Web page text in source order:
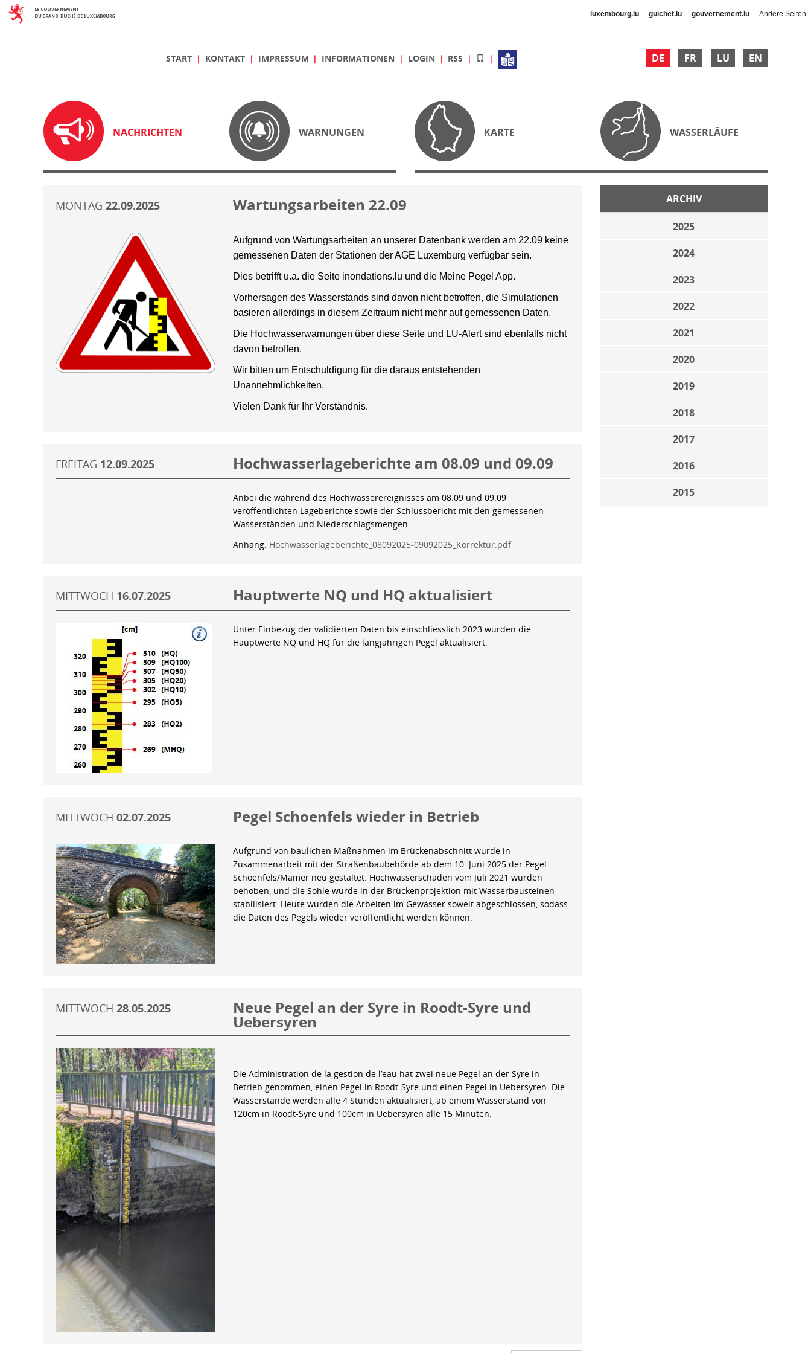
luxembourg.lu guichet.lu gouvernement.lu Andere Seiten
DE FR LU EN
START KONTAKT IMPRESSUM INFORMATIONEN LOGIN RSS
NACHRICHTEN WARNUNGEN KARTE WASSERLÄUFE
ARCHIV
2025
2024
2023
2022
2021
2020
2019
2018
2017
2016
2015
MONTAG 22.09.2025 Wartungsarbeiten 22.09
Aufgrund von Wartungsarbeiten an unserer Datenbank werden am 22.09 keine
gemessenen Daten der Stationen der AGE Luxemburg verfügbar sein.
Dies betrifft u.a. die Seite inondations.lu und die Meine Pegel App.
Vorhersagen des Wasserstands sind davon nicht betroffen, die Simulationen
basieren allerdings in diesem Zeitraum nicht mehr auf gemessenen Daten.
Die Hochwasserwarnungen über diese Seite und LU-Alert sind ebenfalls nicht
davon betroffen.
Wir bitten um Entschuldigung für die daraus entstehenden
Unannehmlichkeiten.
Vielen Dank für Ihr Verständnis.
FREITAG 12.09.2025 Hochwasserlageberichte am 08.09 und 09.09
Anbei die während des Hochwasserereignisses am 08.09 und 09.09
veröffentlichten Lageberichte sowie der Schlussbericht mit den gemessenen
Wasserständen und Niederschlagsmengen.
Anhang: Hochwasserlageberichte_08092025-09092025_Korrektur.pdf
MITTWOCH 16.07.2025 Hauptwerte NQ und HQ aktualisiert
Unter Einbezug der validierten Daten bis einschliesslich 2023 wurden die
Hauptwerte NQ und HQ für die langjährigen Pegel aktualisiert.
MITTWOCH 02.07.2025 Pegel Schoenfels wieder in Betrieb
Aufgrund von baulichen Maßnahmen im Brückenabschnitt wurde in
Zusammenarbeit mit der Straßenbaubehörde ab dem 10. Juni 2025 der Pegel
Schoenfels/Mamer neu gestaltet. Hochwasserschäden vom Juli 2021 wurden
behoben, und die Sohle wurde in der Brückenprojektion mit Wasserbausteinen
stabilisiert. Heute wurden die Arbeiten im Gewässer soweit abgeschlossen, sodass
die Daten des Pegels wieder veröffentlicht werden können.
MITTWOCH 28.05.2025 Neue Pegel an der Syre in Roodt-Syre und
Uebersyren
Die Administration de la gestion de l’eau hat zwei neue Pegel an der Syre in
Betrieb genommen, einen Pegel in Roodt-Syre und einen Pegel in Uebersyren. Die
Wasserstände werden alle 4 Stunden aktualisiert, ab einem Wasserstand von
120cm in Roodt-Syre und 100cm in Uebersyren alle 15 Minuten.